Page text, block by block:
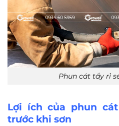
Phun cát tẩy rỉ
Lợi ích của phun
trước khi sơn